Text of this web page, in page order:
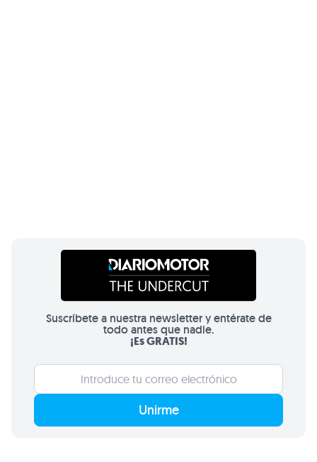
Suscríbete a nuestra newsletter y entérate de
todo antes que nadie.
¡Es GRATIS!
Unirme